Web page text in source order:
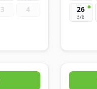
3 4 26
3/8